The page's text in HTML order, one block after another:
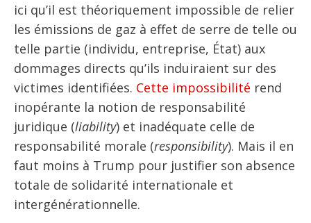
ici qu’il est théoriquement impossible de relier
les émissions de gaz à effet de serre de telle ou
telle partie (individu, entreprise, État) aux
dommages directs qu’ils induiraient sur des
victimes identifiées. Cette impossibilité rend
inopérante la notion de responsabilité
juridique (liability) et inadéquate celle de
responsabilité morale (responsibility). Mais il en
faut moins à Trump pour justifier son absence
totale de solidarité internationale et
intergénérationnelle.